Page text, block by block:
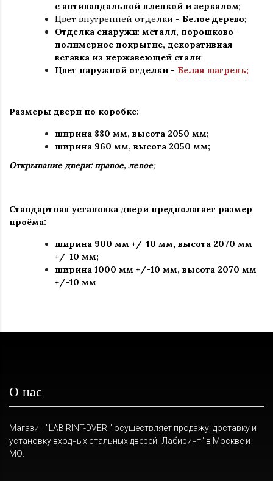
с антивандальной пленкой и зеркалом;
Цвет внутренней отделки - Белое дерево;
Отделка снаружи: металл, порошково-
полимерное покрытие, декоративная
вставка из нержавеющей стали;
Цвет наружной отделки - Белая шагрень;
Размеры двери по коробке:
ширина 880 мм, высота 2050 мм;
ширина 960 мм, высота 2050 мм;
Открывание двери: правое, левое;
Стандартная установка двери предполагает размер
проёма:
ширина 900 мм +/-10 мм, высота 2070 мм
+/-10 мм;
ширина 1000 мм +/-10 мм, высота 2070 мм
+/-10 мм
О нас
Магазин "LABIRINT-DVERI" осуществляет продажу, доставку и
установку входных стальных дверей "Лабиринт" в Москве и
МО.